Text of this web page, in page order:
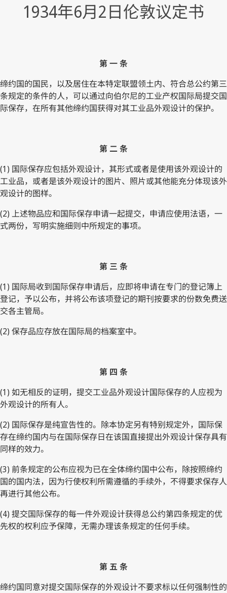
1934年6月2日伦敦议定书
第 一 条
缔约国的国民，以及居住在本特定联盟领土内、符合总公约第三
条规定的条件的人，可以通过向伯尔尼的工业产权国际局提交国
际保存，在所有其他缔约国获得对其工业品外观设计的保护。
第 二 条
(1) 国际保存应包括外观设计，其形式或者是使用该外观设计的
工业品，或者是该外观设计的图片、照片或其他能充分体现该外
观设计的图样。
(2) 上述物品应和国际保存申请一起提交，申请应使用法语，一
式两份，写明实施细则中所规定的事项。
第 三 条
(1) 国际局收到国际保存申请后，应即将申请在专门的登记簿上
登记，予以公布，并将公布该项登记的期刊按要求的份数免费送
交各主管局。
(2) 保存品应存放在国际局的档案室中。
第 四 条
(1) 如无相反的证明，提交工业品外观设计国际保存的人应视为
外观设计的所有人。
(2) 国际保存是纯宣告性的。除本协定另有特别规定外，国际保
存在缔约国内与在国际保存日在该国直接提出外观设计保存具有
同样的效力。
(3) 前条规定的公布应视为已在全体缔约国中公布，除按照缔约
国的国内法，因为行使权利所需遵循的手续外，不得要求保存人
再进行其他公布。
(4) 提交国际保存的每一件外观设计获得总公约第四条规定的优
先权的权利应予保障，无需办理该条规定的任何手续。
第 五 条
缔约国同意对提交国际保存的外观设计不要求标以任何强制性的